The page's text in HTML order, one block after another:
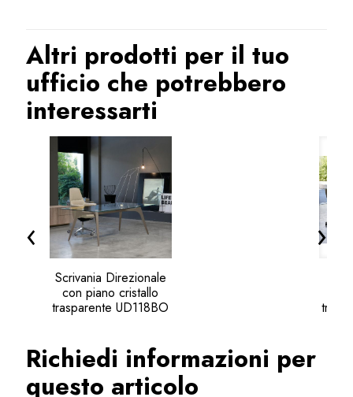
Altri prodotti per il tuo
ufficio che potrebbero
interessarti
Scrivania Direzionale
con piano cristallo
trasparente UD118BO
‹ ›
Richiedi informazioni per
questo articolo